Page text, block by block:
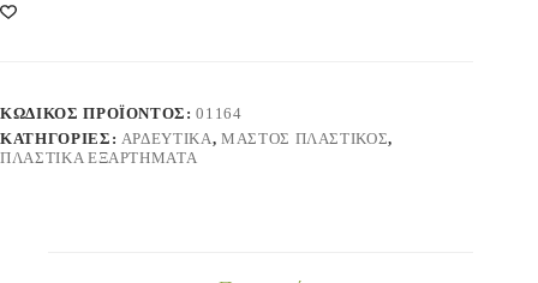
ΚΩΔΙΚΌΣ ΠΡΟΪΌΝΤΟΣ:01164
ΚΑΤΗΓΟΡΊΕΣ: ΑΡΔΕΥΤΙΚΑ, ΜΑΣΤΟΣ ΠΛΑΣΤΙΚΟΣ,
ΠΛΑΣΤΙΚΑ ΕΞΑΡΤΗΜΑΤΑ